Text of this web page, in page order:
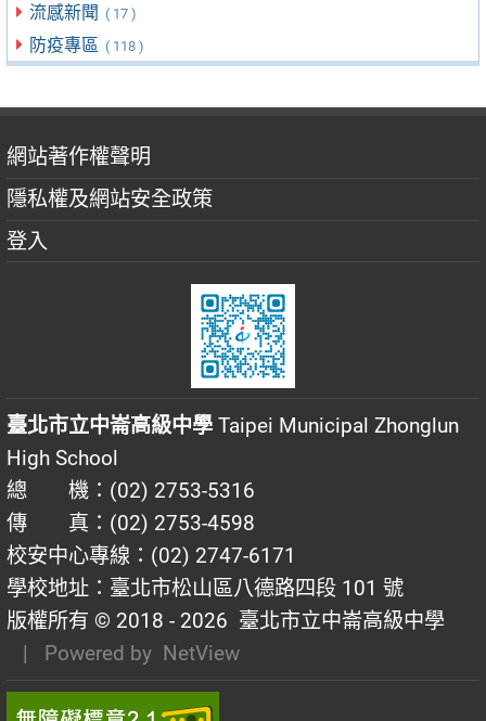
流感新聞 ( 17 )
防疫專區 ( 118 )
網站著作權聲明
隱私權及網站安全政策
登入
臺北市立中崙高級中學 Taipei Municipal Zhonglun
High School
總 機：(02) 2753-5316
傳 真：(02) 2753-4598
校安中心專線：(02) 2747-6171
學校地址：臺北市松山區八德路四段 101 號
版權所有 © 2018 - 2026 臺北市立中崙高級中學
| Powered by NetView